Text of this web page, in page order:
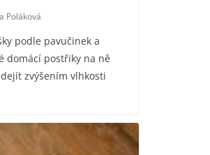
Poláková
podle pavučinek a
domácí postřiky na ně
zvýšením vlhkosti